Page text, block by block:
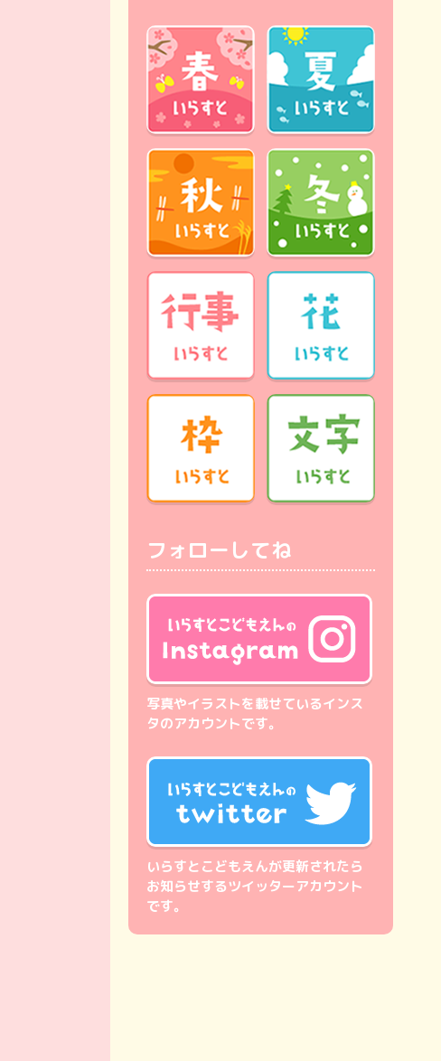
フォローしてね
写真やイラストを載せているインス
タのアカウントです。
いらすとこどもえんが更新されたら
お知らせするツイッターアカウント
です。